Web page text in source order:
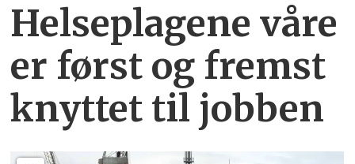
Helseplagene våre
er først og fremst
knyttet til jobben